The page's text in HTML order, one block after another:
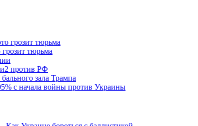
тюрьма
против РФ
зала Трампа
с начала войны против Украины